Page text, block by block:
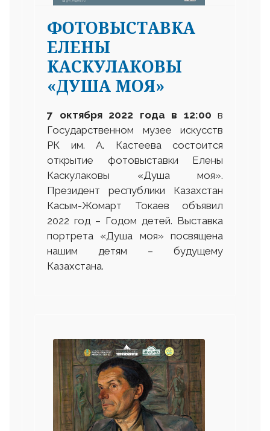
ФОТОВЫСТАВКА
ЕЛЕНЫ
КАСКУЛАКОВЫ
«ДУША МОЯ»
7 октября 2022 года в 12:00 в
Государственном музее искусств
РК им. А. Кастеева состоится
открытие фотовыставки Елены
Каскулаковы «Душа моя».
Президент республики Казахстан
Касым-Жомарт Токаев объявил
2022 год – Годом детей. Выставка
портрета «Душа моя» посвящена
нашим детям – будущему
Казахстана.